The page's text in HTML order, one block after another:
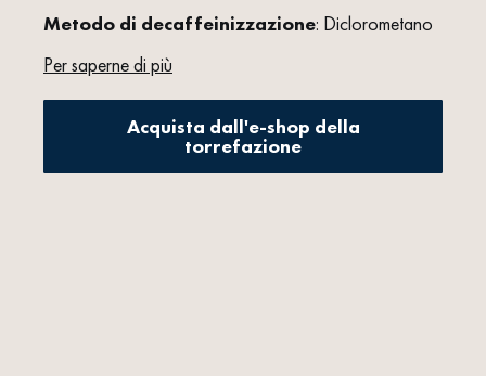
Metodo di decaffeinizzazione: Diclorometano
Per saperne di più
Acquista dall'e-shop della
torrefazione